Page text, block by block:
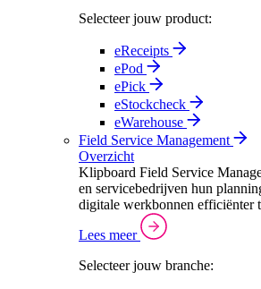
Selecteer jouw product:
eReceipts
ePod
ePick
eStockcheck
eWarehouse
Field Service Management
Overzicht
Klipboard Field Service
en servicebedrijven hun
digitale werkbonnen efficiënter
Lees meer
Selecteer jouw branche: